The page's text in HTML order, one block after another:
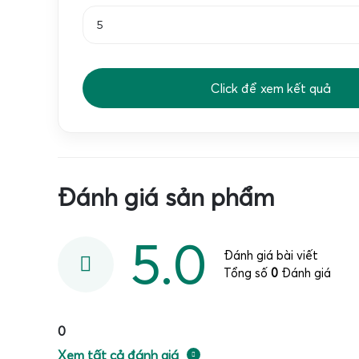
Click để xem kết quả
Đánh giá sản phẩm
5.0
Đánh giá bài viết
Tổng số 0 Đánh giá
0
Xem tất cả đánh giá